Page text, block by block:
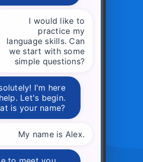
practice my
we start with some
simple questions?
I'm here
My name is Alex.
to meet you,